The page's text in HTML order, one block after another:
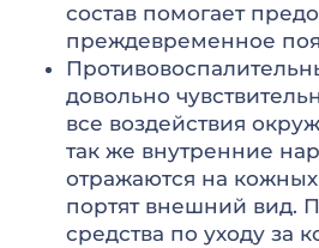
состав помогает
преждевременное
довольно
все воздействия
так же внутренние
отражаются на
портят внешний вид.
средства по уходу за